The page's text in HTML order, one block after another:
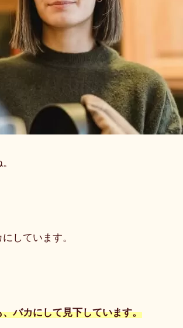
しています。
バカにして見下しています。